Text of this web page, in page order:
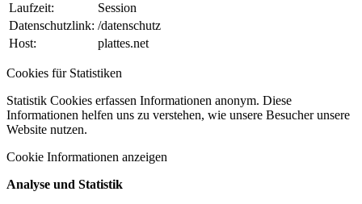
Laufzeit:
Session
Datenschutzlink: /datenschutz
Host:
plattes.net
Cookies für Statistiken
Statistik Cookies erfassen Informationen anonym. Diese
Informationen helfen uns zu verstehen, wie unsere Besucher unsere
Website nutzen.
Cookie Informationen anzeigen
Analyse und Statistik